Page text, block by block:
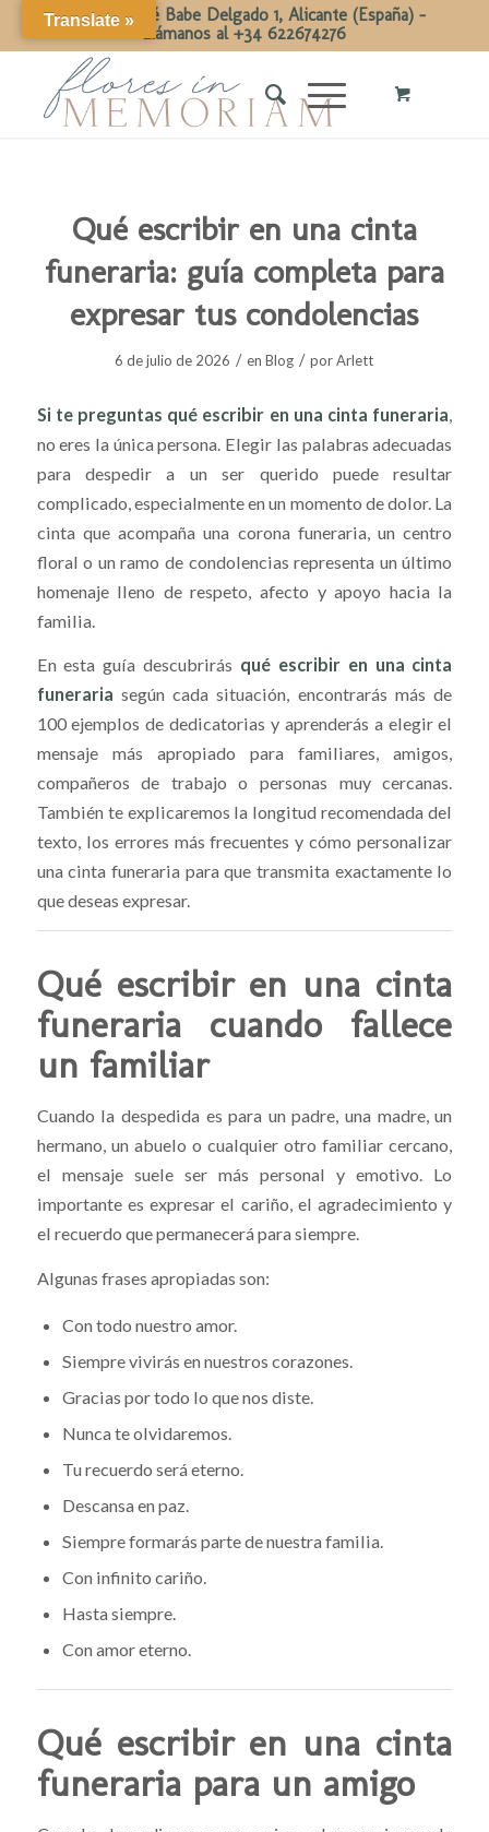
Calle Dr José Babe Delgado 1, Alicante (España) -
Llámanos al +34 622674276
Qué escribir en una cinta
funeraria: guía completa para
expresar tus condolencias
6 de julio de 2026 / enBlog / porArlett
Si te preguntas qué escribir en una cinta funeraria
no eres la única persona. Elegir las palabras adecuadas
para despedir a un ser querido puede resultar
complicado, especialmente en un momento de dolor. La
cinta que acompaña una corona funeraria, un centro
floral o un ramo de condolencias representa un último
homenaje lleno de respeto, afecto y apoyo hacia la
familia.
En esta guía descubrirás qué escribir en una cinta
funeraria según cada situación, encontrarás más de
100 ejemplos de dedicatorias y aprenderás a elegir el
mensaje más apropiado para familiares, amigos,
compañeros de trabajo o personas muy cercanas.
También te explicaremos la longitud recomendada del
texto, los errores más frecuentes y cómo personalizar
una cinta funeraria para que transmita exactamente lo
que deseas expresar.
Qué escribir en una cinta
funeraria cuando fallece
un familiar
Cuando la despedida es para un padre, una madre, un
hermano, un abuelo o cualquier otro familiar cercano,
el mensaje suele ser más personal y emotivo. Lo
importante es expresar el cariño, el agradecimiento y
el recuerdo que permanecerá para siempre.
Algunas frases apropiadas son:
Con todo nuestro amor.
Siempre vivirás en nuestros corazones.
Gracias por todo lo que nos diste.
Nunca te olvidaremos.
Tu recuerdo será eterno.
Descansa en paz.
Siempre formarás parte de nuestra familia.
Con infinito cariño.
Hasta siempre.
Con amor eterno.
Qué escribir en una cinta
funeraria para un amigo
Translate »